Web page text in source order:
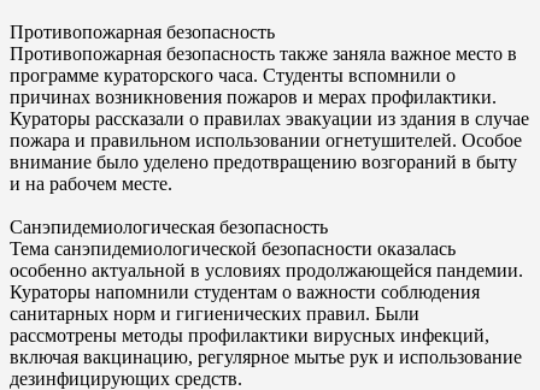
Противопожарная безопасность
Противопожарная безопасность также заняла важное место в
программе кураторского часа. Студенты вспомнили о
причинах возникновения пожаров и мерах профилактики.
Кураторы рассказали о правилах эвакуации из здания в случае
пожара и правильном использовании огнетушителей. Особое
внимание было уделено предотвращению возгораний в быту
и на рабочем месте.
Санэпидемиологическая безопасность
Тема санэпидемиологической безопасности оказалась
особенно актуальной в условиях продолжающейся пандемии.
Кураторы напомнили студентам о важности соблюдения
санитарных норм и гигиенических правил. Были
рассмотрены методы профилактики вирусных инфекций,
включая вакцинацию, регулярное мытье рук и использование
дезинфицирующих средств.